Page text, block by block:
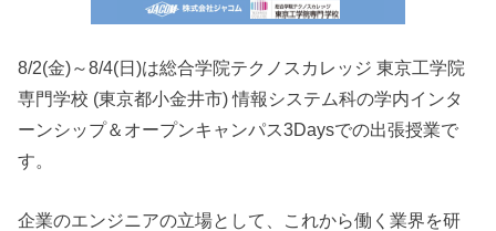
8/2(金)～8/4(日)は総合学院テクノスカレッジ 東京工学院
専門学校 (東京都小金井市) 情報システム科の学内インタ
ーンシップ＆オープンキャンパス3Daysでの出張授業で
す。
企業のエンジニアの立場として、これから働く業界を研